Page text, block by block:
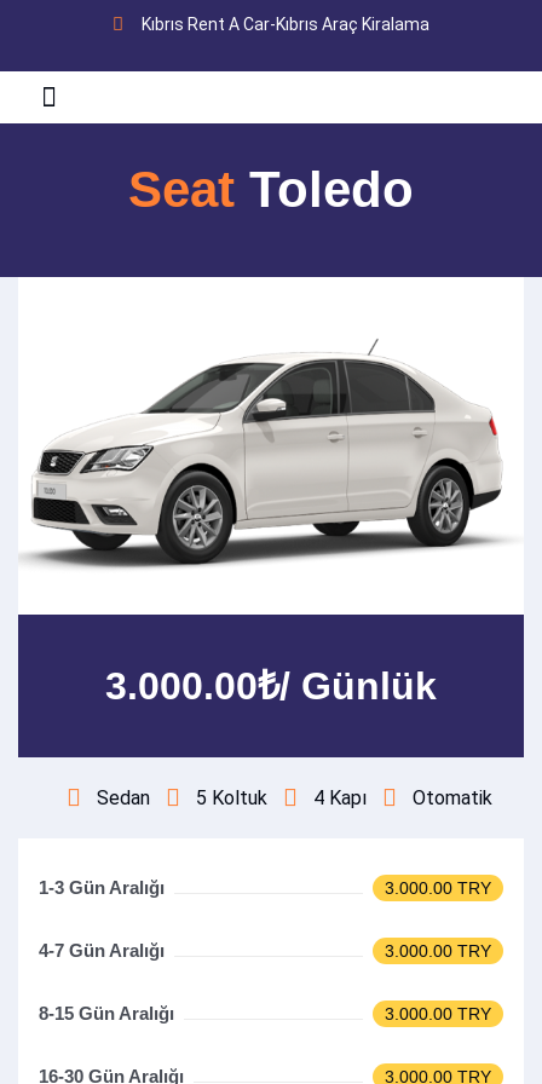
Kıbrıs Rent A Car-Kıbrıs Araç Kiralama
Seat Toledo
3.000.00₺/ Günlük
Sedan 5 Koltuk 4 Kapı Otomatik
1-3 Gün Aralığı 3.000.00 TRY
4-7 Gün Aralığı 3.000.00 TRY
8-15 Gün Aralığı 3.000.00 TRY
16-30 Gün Aralığı 3.000.00 TRY